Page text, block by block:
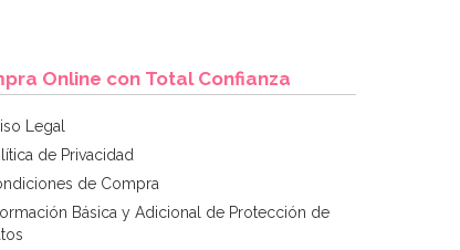
Online con Total Confianza
Legal
de Privacidad
de Compra
Básica y Adicional de Protección de